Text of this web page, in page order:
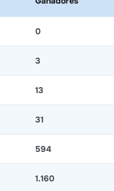
0
3
13
31
594
1.160